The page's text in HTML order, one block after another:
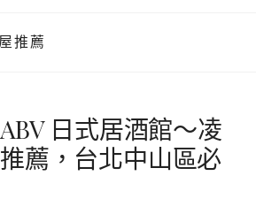
推薦
日式居酒館～凌
薦，台北中山區必